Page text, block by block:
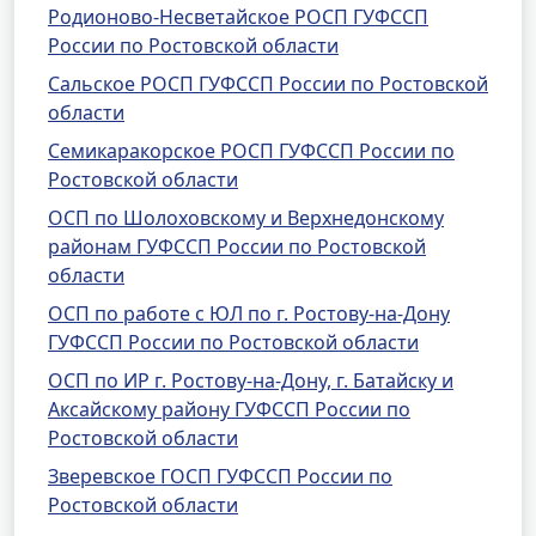
Родионово-Несветайское РОСП ГУФССП
России по Ростовской области
Сальское РОСП ГУФССП России по Ростовской
области
Семикаракорское РОСП ГУФССП России по
Ростовской области
ОСП по Шолоховскому и Верхнедонскому
районам ГУФССП России по Ростовской
области
ОСП по работе с ЮЛ по г. Ростову-на-Дону
ГУФССП России по Ростовской области
ОСП по ИР г. Ростову-на-Дону, г. Батайску и
Аксайскому району ГУФССП России по
Ростовской области
Зверевское ГОСП ГУФССП России по
Ростовской области